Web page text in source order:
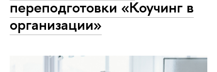
переподготовки «Коучинг в
организации»